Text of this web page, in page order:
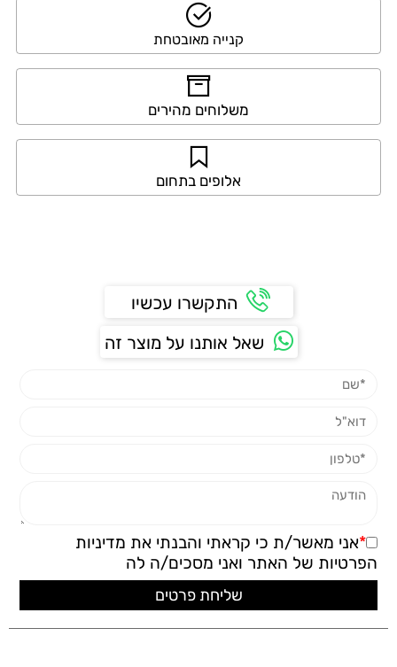
קנייה מאובטחת
משלוחים מהירים
אלופים בתחום
התקשרו עכשיו
שאל אותנו על מוצר זה
*אני מאשר/ת כי קראתי והבנתי את מדיניות
הפרטיות של האתר ואני מסכים/ה לה